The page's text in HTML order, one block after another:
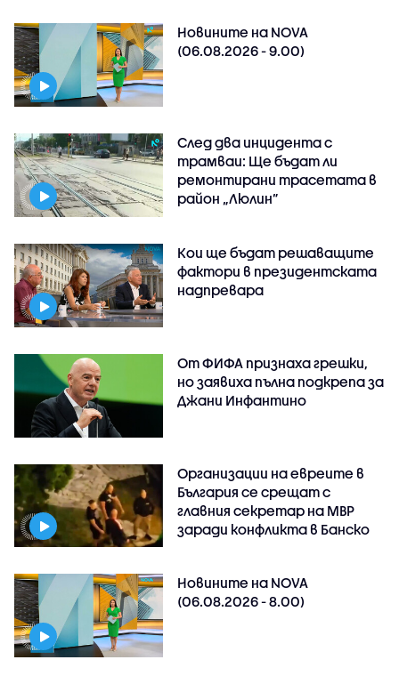
Новините на NOVA
(06.08.2026 - 9.00)
След два инцидента с
трамваи: Ще бъдат ли
ремонтирани трасетата в
район „Люлин”
Кои ще бъдат решаващите
фактори в президентската
надпревара
От ФИФА признаха грешки,
но заявиха пълна подкрепа за
Джани Инфантино
Организации на евреите в
България се срещат с
главния секретар на МВР
заради конфликта в Банско
Новините на NOVA
(06.08.2026 - 8.00)